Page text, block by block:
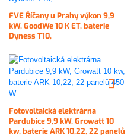
FVE Říčany u Prahy výkon 9,9
kW, GoodWe 10 K ET, baterie
Dyness T10,
Fotovoltaická elektrárna
Pardubice 9,9 kW, Growatt 10
kw, baterie ARK 10,22, 22 panelů